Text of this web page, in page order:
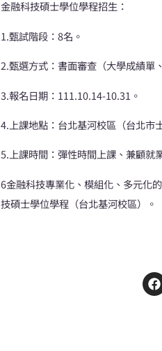
金融科技碩士學位學程招生：
1.甄試階段：8名。
2.甄選方式：書面審查（大學成績單
3.報名日期：111.10.14-10.31。
4.上課地點：台北基河校區（台北市
5.上課時間：彈性時間上課、兼顧就
6金融科技專業化、模組化、多元化
技碩士學位學程（台北基河校區）。